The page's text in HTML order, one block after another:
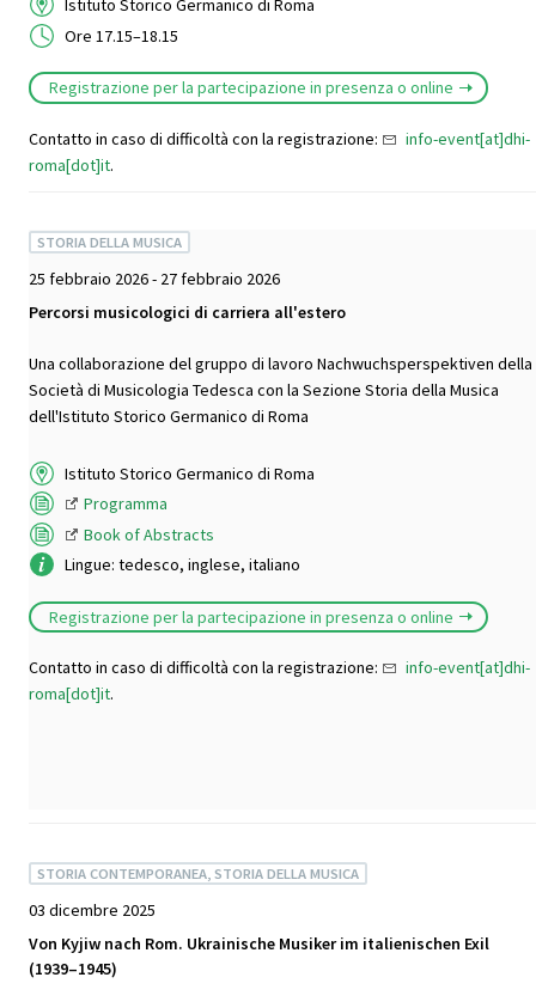
Istituto Storico Germanico di Roma
Ore 17.15–18.15
Registrazione per la partecipazione in presenza o online
Contatto in caso di difficoltà con la registrazione:
info-event[at]dhi-
roma[dot]it.
STORIA DELLA MUSICA
25 febbraio 2026 - 27 febbraio 2026
Percorsi musicologici di carriera all'estero
Una collaborazione del gruppo di lavoro Nachwuchsperspektiven della
Società di Musicologia Tedesca con la Sezione Storia della Musica
dell'Istituto Storico Germanico di Roma
Istituto Storico Germanico di Roma
Programma
Book of Abstracts
Lingue: tedesco, inglese, italiano
Registrazione per la partecipazione in presenza o online
Contatto in caso di difficoltà con la registrazione:
info-event[at]dhi-
roma[dot]it.
STORIA CONTEMPORANEA, STORIA DELLA MUSICA
03 dicembre 2025
Von Kyjiw nach Rom. Ukrainische Musiker im italienischen Exil
(1939–1945)